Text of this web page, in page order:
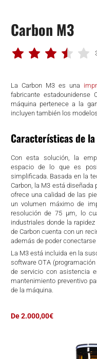
Carbon M3
La Carbon M3 es una
fabricante estadounidense
máquina pertenece a la
incluyen también los
Características de
Con esta solución, la
espacio de lo que es
simplificada. Basada en la
Carbon, la M3 está
ofrece una calidad de las
un volumen máximo de
resolución de 75 µm, lo
industriales donde la
de Carbon cuenta con un
además de poder conectarse
La M3 está incluida en la
software OTA
de servicio con asistencia
mantenimiento preventivo
de la máquina.
De 2.000,00€